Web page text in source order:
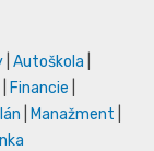
Autoškola
Financie
Manažment